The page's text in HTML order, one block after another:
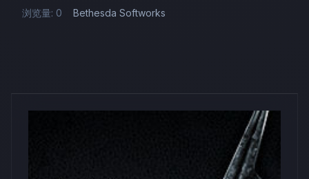
浏览量: 0 Bethesda Softworks